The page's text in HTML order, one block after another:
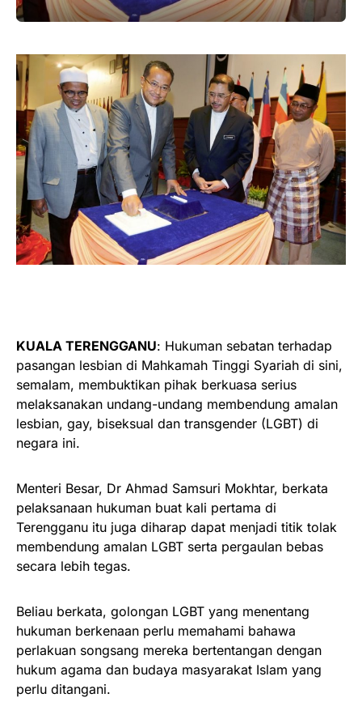
KUALA TERENGGANU: Hukuman sebatan terhadap
pasangan lesbian di Mahkamah Tinggi Syariah di sini,
semalam, membuktikan pihak berkuasa serius
melaksanakan undang-undang membendung amalan
lesbian, gay, biseksual dan transgender (LGBT) di
negara ini.
Menteri Besar, Dr Ahmad Samsuri Mokhtar, berkata
pelaksanaan hukuman buat kali pertama di
Terengganu itu juga diharap dapat menjadi titik tolak
membendung amalan LGBT serta pergaulan bebas
secara lebih tegas.
Beliau berkata, golongan LGBT yang menentang
hukuman berkenaan perlu memahami bahawa
perlakuan songsang mereka bertentangan dengan
hukum agama dan budaya masyarakat Islam yang
perlu ditangani.